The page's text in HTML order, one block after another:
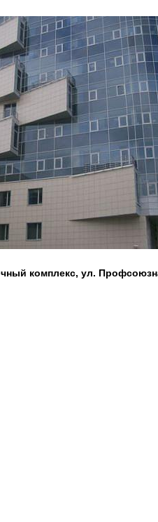
комплекс, ул.